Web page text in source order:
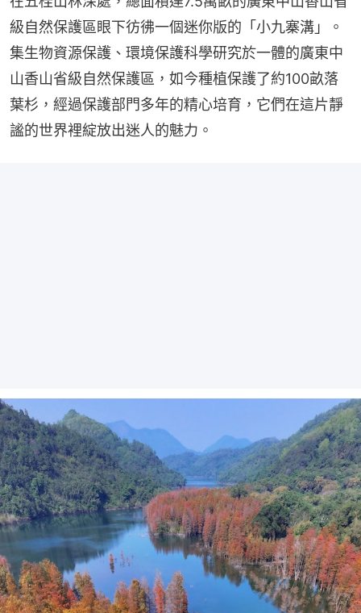
級自然保護區眼下彷彿一個迷你版的「小九寨溝」。
集生物資源保護、環境保護科學研究於一體的廣東中
山香山省級自然保護區，如今種植保護了約100畝落
葉杉，經過保護部門多年的精心培育，它們在這片靜
謐的世界裡綻放出迷人的魅力。